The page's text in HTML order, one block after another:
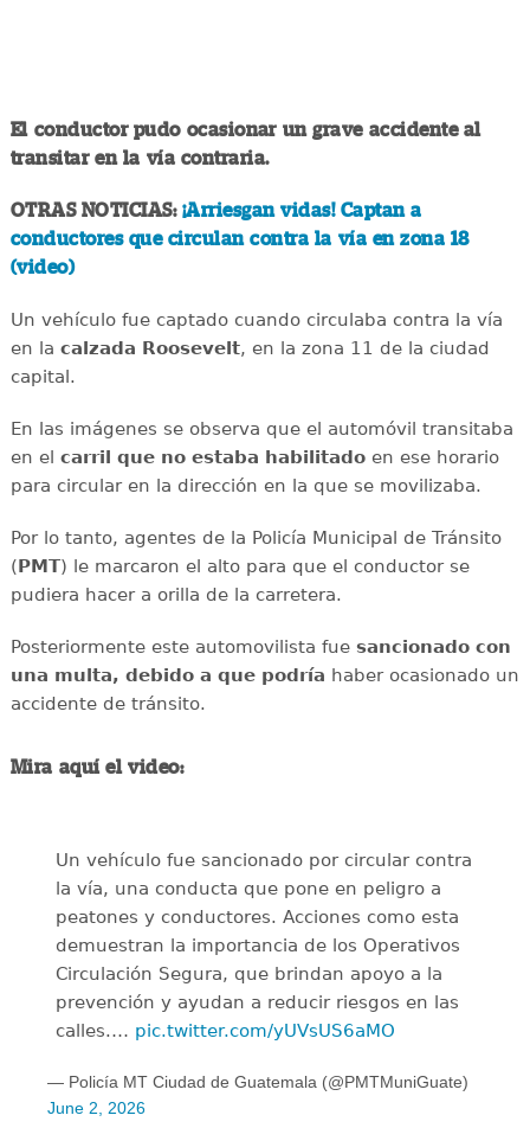
El conductor pudo ocasionar un grave accidente al
transitar en la vía contraria.
OTRAS NOTICIAS: ¡Arriesgan vidas! Captan a
conductores que circulan contra la vía en zona 18
(video)
Un vehículo fue captado cuando circulaba contra la vía
en la calzada Roosevelt, en la zona 11 de la ciudad
capital.
En las imágenes se observa que el automóvil transitaba
en el carril que no estaba habilitadoen ese horario
para circular en la dirección en la que se movilizaba.
Por lo tanto, agentes de la Policía Municipal de Tránsito
(PMT) le marcaron el alto para que el conductor se
pudiera hacer a orilla de la carretera.
Posteriormente este automovilista fue sancionado con
una multa, debido a que podría haber ocasionado un
accidente de tránsito.
Mira aquí el video:
Un vehículo fue sancionado por circular contra
la vía, una conducta que pone en peligro a
peatones y conductores. Acciones como esta
demuestran la importancia de los Operativos
Circulación Segura, que brindan apoyo a la
prevención y ayudan a reducir riesgos en las
calles.… pic.twitter.com/yUVsUS6aMO
— Policía MT Ciudad de Guatemala (@PMTMuniGuate)
June 2, 2026